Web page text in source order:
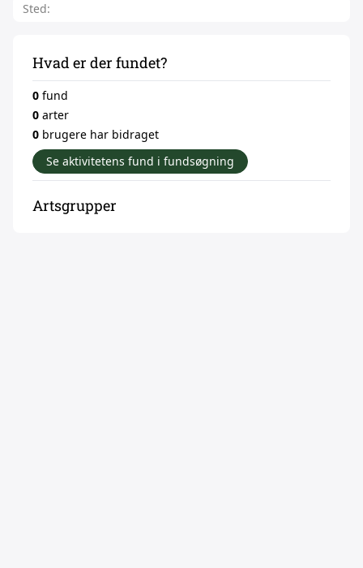
Sted:
Hvad er der fundet?
0 fund
0 arter
0 brugere har bidraget
Se aktivitetens fund i fundsøgning
Artsgrupper